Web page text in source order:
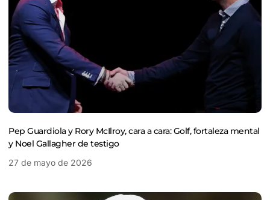
Pep Guardiola y Rory McIlroy, cara a cara: Golf, fortaleza mental
y Noel Gallagher de testigo
27 de mayo de 2026